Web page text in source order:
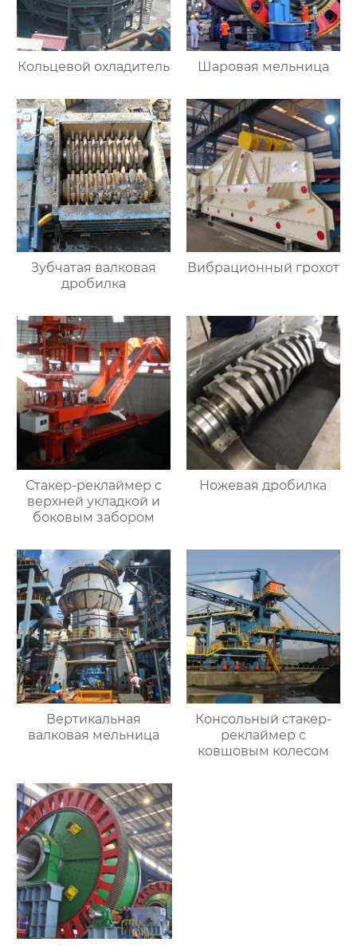
Кольцевой охладитель Шаровая мельница
Зубчатая валковая
дробилка
Вибрационный грохот
Стакер-реклаймер с
верхней укладкой и
боковым забором
Ножевая дробилка
Вертикальная
валковая мельница
Консольный стакер-
реклаймер с
ковшовым колесом